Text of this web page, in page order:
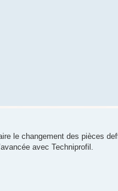
le changement des pièces
avec Techniprofil.